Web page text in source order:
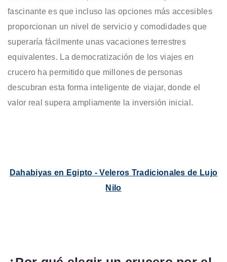
fascinante es que incluso las opciones más accesibles
proporcionan un nivel de servicio y comodidades que
superaría fácilmente unas vacaciones terrestres
equivalentes. La democratización de los viajes en
crucero ha permitido que millones de personas
descubran esta forma inteligente de viajar, donde el
valor real supera ampliamente la inversión inicial.
Dahabiyas en Egipto - Veleros Tradicionales de Lujo
Nilo